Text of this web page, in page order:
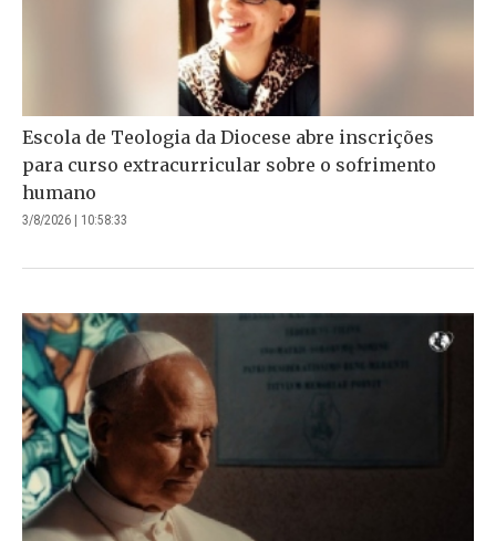
Escola de Teologia da Diocese abre inscrições
para curso extracurricular sobre o sofrimento
humano
3/8/2026 | 10:58:33